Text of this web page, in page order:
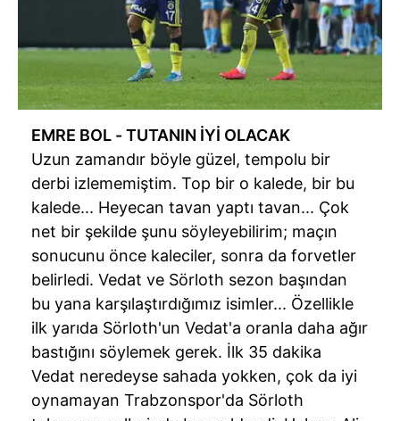
EMRE BOL - TUTANIN İYİ OLACAK
Uzun zamandır böyle güzel, tempolu bir
derbi izlememiştim. Top bir o kalede, bir bu
kalede... Heyecan tavan yaptı tavan... Çok
net bir şekilde şunu söyleyebilirim; maçın
sonucunu önce kaleciler, sonra da forvetler
belirledi. Vedat ve Sörloth sezon başından
bu yana karşılaştırdığımız isimler... Özellikle
ilk yarıda Sörloth'un Vedat'a oranla daha ağır
bastığını söylemek gerek. İlk 35 dakika
Vedat neredeyse sahada yokken, çok da iyi
oynamayan Trabzonspor'da Sörloth